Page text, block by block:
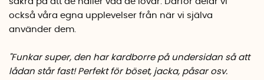
När lådan inte används kan den enkelt fällas ihop för
platsbesparande förvaring i bilen, garaget eller hemma. På
Specifikationer
också våra egna upplevelser från när vi själva
använder dem.
"Funkar super, den har kardborre på undersidan så att
lådan står fast! Perfekt för böset, jacka, påsar osv.